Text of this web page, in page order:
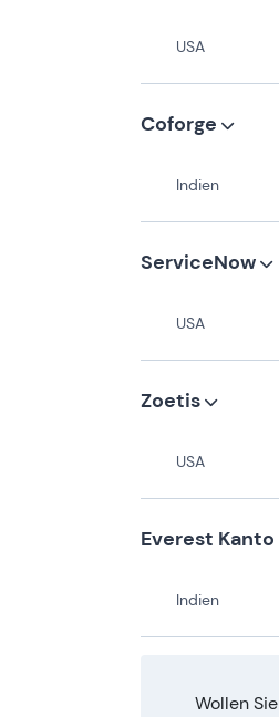
USA
Coforge
Indien
ServiceNow
USA
Zoetis
USA
Everest
Indien
Wollen